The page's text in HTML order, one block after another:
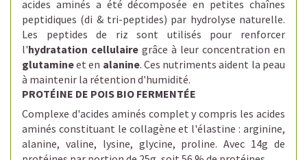
acides aminés a été décomposée en petites chaînes
peptidiques (di & tri-peptides) par hydrolyse naturelle.
Les peptides de riz sont utilisés pour renforcer
l'hydratation cellulaire grâce à leur concentration en
glutamineet en alanine. Ces nutriments aident la peau
à maintenir la rétention d'humidité.
PROTÉINE DE POIS BIO FERMENTÉE
Complexe d'acides aminés complet y compris les acides
aminés constituant le collagène et l'élastine : arginine,
alanine, valine, lysine, glycine, proline. Avec 14g de